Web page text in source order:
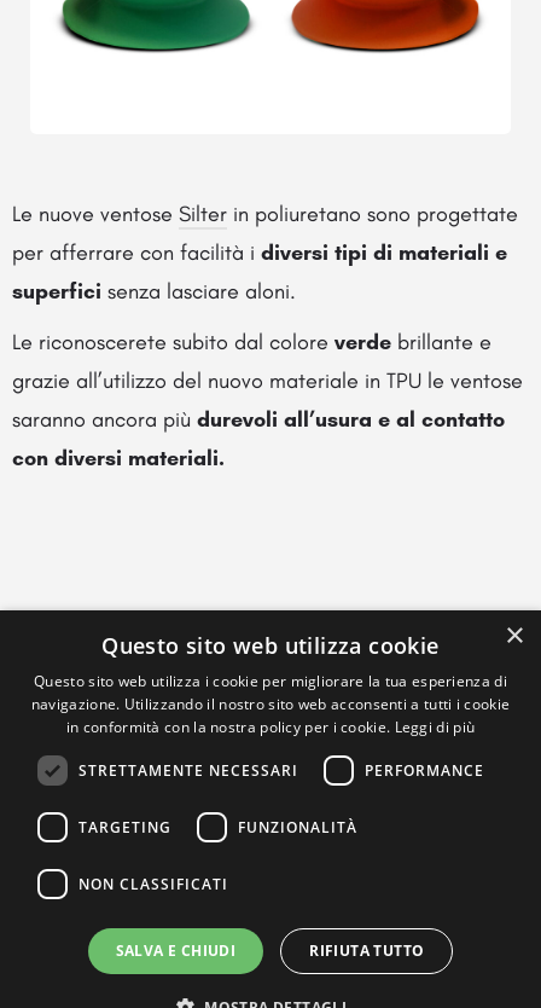
Le nuove ventose Silter in poliuretano sono progettate
per afferrare con facilità i diversi tipi di materiali e
superfici senza lasciare aloni.
Le riconoscerete subito dal colore verde brillante e
grazie all’utilizzo del nuovo materiale in TPU le ventose
saranno ancora più durevoli all’usura e al contatto
con diversi materiali.
×
Questo sito web utilizza cookie
Questo sito web utilizza i cookie per migliorare la tua esperienza di
navigazione. Utilizzando il nostro sito web acconsenti a tutti i cookie
in conformità con la nostra policy per i cookie. Leggi di più
STRETTAMENTE NECESSARI PERFORMANCE
TARGETING FUNZIONALITÀ
NON CLASSIFICATI
SALVA E CHIUDI RIFIUTA TUTTO